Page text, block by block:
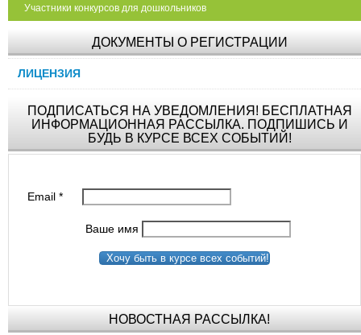
Участники конкурсов для дошкольников
ДОКУМЕНТЫ О РЕГИСТРАЦИИ
ЛИЦЕНЗИЯ
ПОДПИСАТЬСЯ НА УВЕДОМЛЕНИЯ! БЕСПЛАТНАЯ
ИНФОРМАЦИОННАЯ РАССЫЛКА. ПОДПИШИСЬ И
БУДЬ В КУРСЕ ВСЕХ СОБЫТИЙ!
Email*
Ваше имя
Хочу быть в курсе всех событий!
НОВОСТНАЯ РАССЫЛКА!